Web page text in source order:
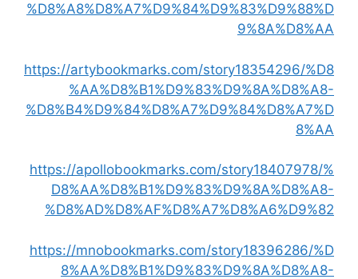
%D8%A8%D8%A7%D9%84%D9%83%D9%88%D
9%8A%D8%AA
https://artybookmarks.com/story18354296/%D8
%AA%D8%B1%D9%83%D9%8A%D8%A8-
%D8%B4%D9%84%D8%A7%D9%84%D8%A7%D
8%AA
https://apollobookmarks.com/story18407978/%
D8%AA%D8%B1%D9%83%D9%8A%D8%A8-
%D8%AD%D8%AF%D8%A7%D8%A6%D9%82
https://mnobookmarks.com/story18396286/%D
8%AA%D8%B1%D9%83%D9%8A%D8%A8-